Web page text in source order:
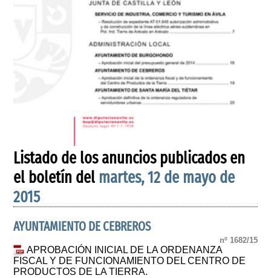
Listado de los anuncios publicados en
el boletín del martes, 12 de mayo de
2015
AYUNTAMIENTO DE CEBREROS
nº 1682/15
APROBACIÓN INICIAL DE LA ORDENANZA
FISCAL Y DE FUNCIONAMIENTO DEL CENTRO DE
PRODUCTOS DE LA TIERRA.